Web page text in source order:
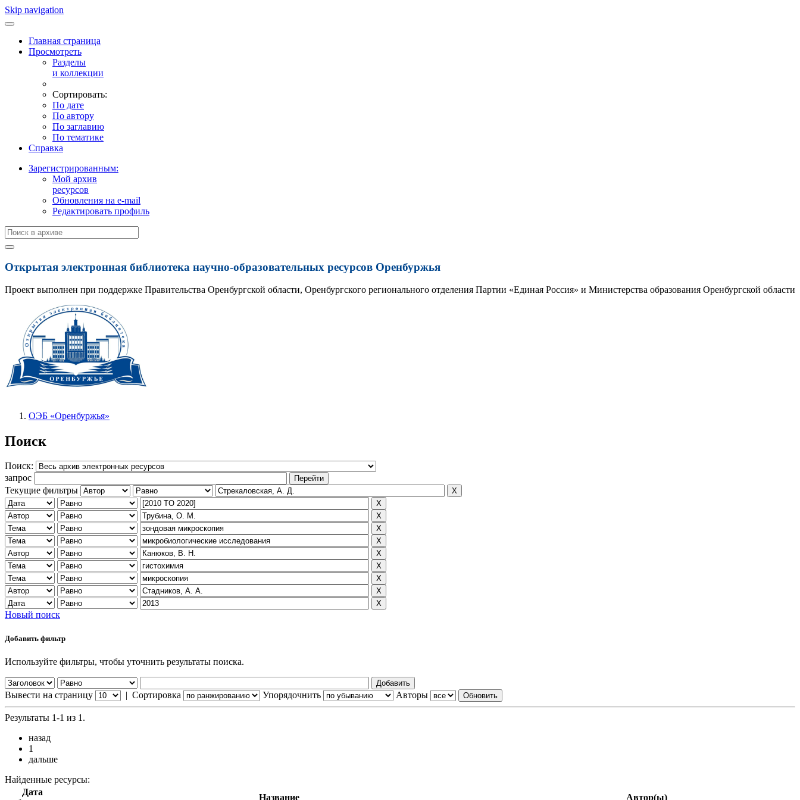
Skip navigation
Главная страница
Просмотреть
Разделы
и коллекции
Сортировать:
По дате
По автору
По заглавию
По тематике
Справка
Зарегистрированным:
Мой архив
ресурсов
Обновления на e-mail
Редактировать профиль
Открытая электронная библиотека научно-образовательных ресурсов Оренбуржья
Проект выполнен при поддержке Правительства Оренбургской области, Оренбургского регионального отделения Партии «Единая Россия» и Министерства образования Оренбургской области
ОЭБ «Оренбуржья»
Поиск
Поиск:
запрос
Текущие фильтры
Новый поиск
Добавить фильтр
Используйте фильтры, чтобы уточнить результаты поиска.
Вывести на страницу | Сортировка Упорядочнить Авторы
Результаты 1-1 из 1.
назад
1
дальше
Найденные ресурсы:
Дата
Название Автор(ы)